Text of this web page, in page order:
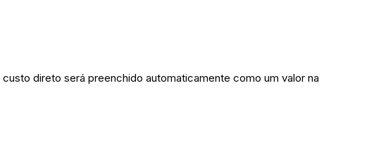
direto será preenchido automaticamente como um valor na